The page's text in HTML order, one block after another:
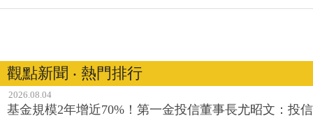
觀點新聞 ‧ 熱門排行
2026.08.04
基金規模2年增近70%！第一金投信董事長尤昭文：投信